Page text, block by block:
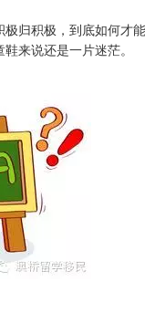
极归积极，到底如何才
来说还是一片迷茫。